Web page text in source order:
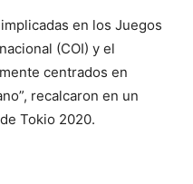
en los Juegos
(COI) y el
centrados en
recalcaron en un
Tokio 2020.